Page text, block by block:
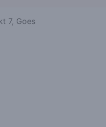
7, Goes